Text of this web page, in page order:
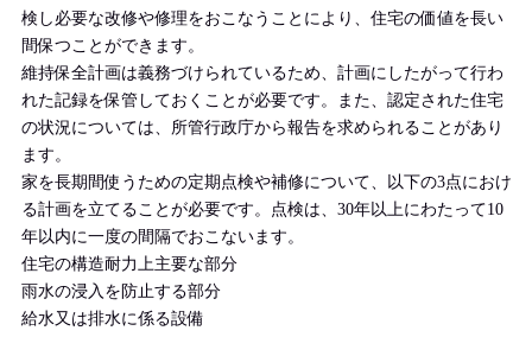
検し必要な改修や修理をおこなうことにより、住宅の価値を長い
間保つことができます。
維持保全計画は義務づけられているため、計画にしたがって行わ
れた記録を保管しておくことが必要です。また、認定された住宅
の状況については、所管行政庁から報告を求められることがあり
ます。
家を長期間使うための定期点検や補修について、以下の3点におけ
る計画を立てることが必要です。点検は、30年以上にわたって10
年以内に一度の間隔でおこないます。
住宅の構造耐力上主要な部分
雨水の浸入を防止する部分
給水又は排水に係る設備